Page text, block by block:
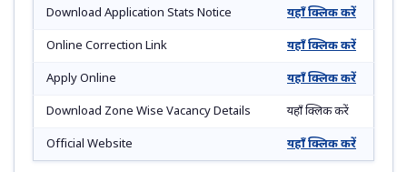
Download Application Stats Notice यहाँ क्लिक करें
Online Correction Link यहाँ क्लिक करें
Apply Online यहाँ क्लिक करें
Download Zone Wise Vacancy Details यहाँ क्लिक करें
Official Website यहाँ क्लिक करें